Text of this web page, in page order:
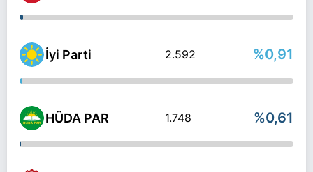
İyi Parti 2.592 %0,91
HÜDA PAR 1.748 %0,61